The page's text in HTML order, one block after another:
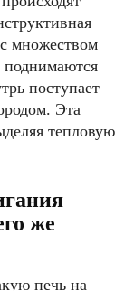
с множеством
поступает
Эта
тепловую
же
печь на